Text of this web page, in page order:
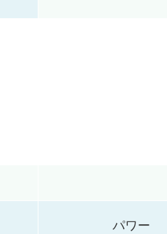
パワー